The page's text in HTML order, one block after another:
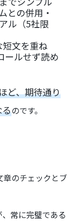
との併用・
ル（5社限
短文を重ね
ールせず読め
ど、期待通り
るのです。
章のチェックとブ
常に完璧である